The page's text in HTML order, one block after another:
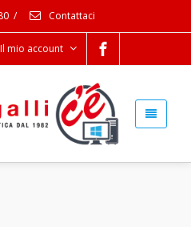
/ Contattaci
Il mio account